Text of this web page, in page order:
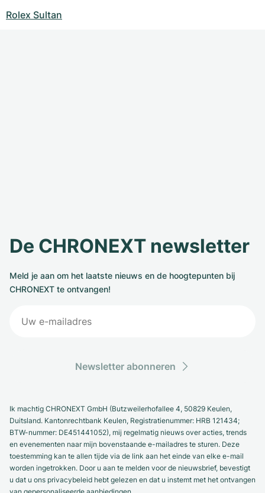
Rolex Sultan
De CHRONEXT newsletter
Meld je aan om het laatste nieuws en de hoogtepunten bij
CHRONEXT te ontvangen!
Newsletter abonneren
Ik machtig CHRONEXT GmbH (Butzweilerhofallee 4, 50829 Keulen,
Duitsland. Kantonrechtbank Keulen, Registratienummer: HRB 121434;
BTW-nummer: DE451441052), mij regelmatig nieuws over acties, trends
en evenementen naar mijn bovenstaande e-mailadres te sturen. Deze
toestemming kan te allen tijde via de link aan het einde van elke e-mail
worden ingetrokken. Door u aan te melden voor de nieuwsbrief, bevestigt
u dat u ons privacybeleid hebt gelezen en dat u instemt met het ontvangen